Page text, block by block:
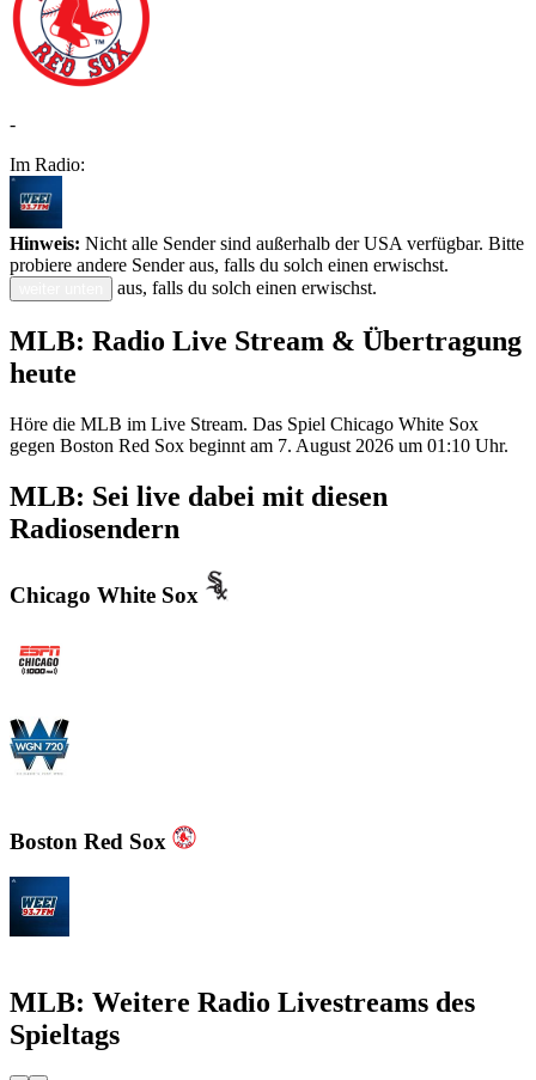
-
Im Radio:
Hinweis: Nicht alle Sender sind außerhalb der USA verfügbar. Bitte
probiere andere Sender aus, falls du solch einen erwischst.
aus, falls du solch einen erwischst.
MLB: Radio Live Stream & Übertragung
heute
Höre die MLB im Live Stream. Das Spiel Chicago White Sox
gegen Boston Red Sox beginnt am 7. August 2026 um 01:10 Uhr.
MLB: Sei live dabei mit diesen
Radiosendern
Chicago White Sox
Boston Red Sox
MLB: Weitere Radio Livestreams des
Spieltags